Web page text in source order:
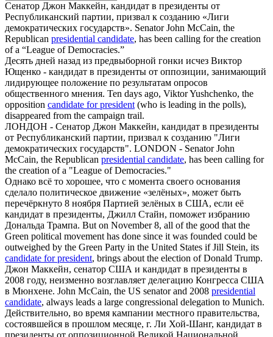
Сенатор Джон Маккейн, кандидат в президенты от
Республиканский партии, призвал к созданию «Лиги
демократических государств». Senator John McCain, the
Republican presidential candidate, has been calling for the creation
of a “League of Democracies.”
Десять дней назад из предвыборной гонки исчез Виктор
Ющенко - кандидат в президенты от оппозиции, занимающий
лидирующее положение по результатам опросов
общественного мнения. Ten days ago, Viktor Yushchenko, the
opposition candidate for president(who is leading in the polls),
disappeared from the campaign trail.
ЛОНДОН - Сенатор Джон Маккейн, кандидат в президенты
от Республиканский партии, призвал к созданию "Лиги
демократических государств". LONDON - Senator John
McCain, the Republican presidential candidate, has been calling for
the creation of a "League of Democracies."
Однако всё то хорошее, что с момента своего основания
сделало политическое движение «зелёных», может быть
перечёркнуто 8 ноября Партией зелёных в США, если её
кандидат в президенты, Джилл Стайн, поможет избранию
Дональда Трампа. But on November 8, all of the good that the
Green political movement has done since it was founded could be
outweighed by the Green Party in the United States if Jill Stein, its
candidate for president, brings about the election of Donald Trump.
Джон Маккейн, сенатор США и кандидат в президенты в
2008 году, неизменно возглавляет делегацию Конгресса США
в Мюнхене. John McCain, the US senator and 2008 presidential
candidate, always leads a large congressional delegation to Munich.
Действительно, во время кампании местного правительства,
состоявшейся в прошлом месяце, г. Ли Хой-Шанг, кандидат в